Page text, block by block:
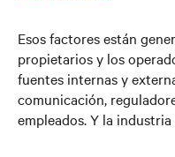
Esos factores están
propietarios y los
fuentes internas y
comunicación,
empleados. Y la